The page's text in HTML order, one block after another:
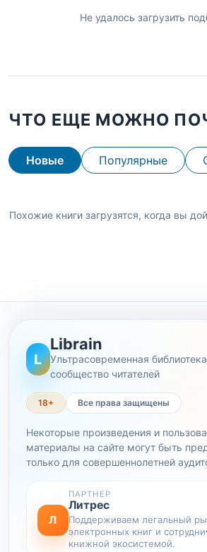
Не удалось загрузить
ЧТО ЕЩЕ МОЖНО
Новые Популярные
Похожие книги загрузятся, когда вы
L
Librain
Ультрасовременная
сообщество читателей
18+ Все права защищены
Некоторые произведения и
материалы на сайте могут быть
только для совершеннолетней
Л
ПАРТНЕР
Литрес
Поддерживаем легальный
электронных книг и
книжной экосистемой.